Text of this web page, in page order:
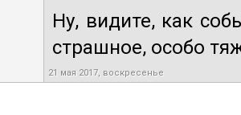
Ну, видите, как
страшное, особо
21 мая 2017, воскресенье